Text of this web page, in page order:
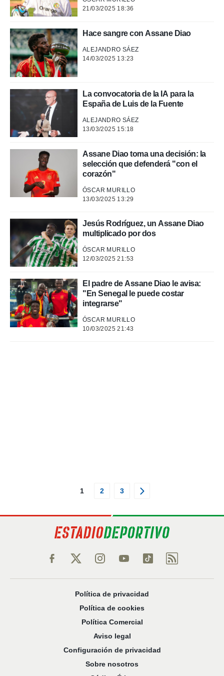
21/03/2025 18:36
Hace sangre con Assane Diao
ALEJANDRO SÁEZ
14/03/2025 13:23
La convocatoria de la IA para la
España de Luis de la Fuente
ALEJANDRO SÁEZ
13/03/2025 15:18
Assane Diao toma una decisión: la
selección que defenderá "con el
corazón"
ÓSCAR MURILLO
13/03/2025 13:29
Jesús Rodríguez, un Assane Diao
multiplicado por dos
ÓSCAR MURILLO
12/03/2025 21:53
El padre de Assane Diao le avisa:
"En Senegal le puede costar
integrarse"
ÓSCAR MURILLO
10/03/2025 21:43
1 2 3
Política de privacidad
Política de cookies
Política Comercial
Aviso legal
Configuración de privacidad
Sobre nosotros